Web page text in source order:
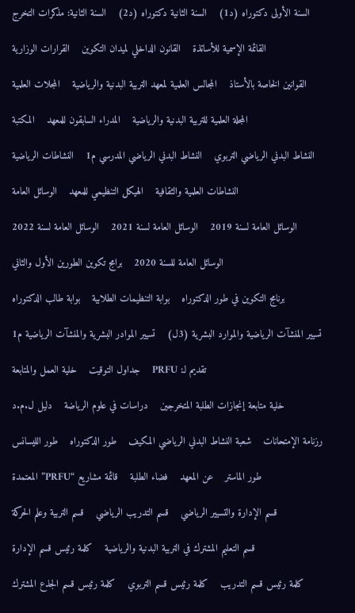
السنة الأولى دكتوراه (د1)
السنة الثانية دكتوراه (د2)
السنة الثانية: مذكرات التخرج
القائمة الإسمية للأساتذة
القانون الداخلي لميدان التكوين
القرارات الوزارية
القوانين الخاصة بالأستاذ
المجالس العلمية لمعهد التربية البدنية والرياضية
المجلات العلمية
المجلة العلمية للتربية البدنية والرياضية
المدراء السابقون للمعهد
المكتبة
النشاط البدني الرياضي التربوي
النشاط البدني الرياضي المدرسي م1
النشاطات الرياضية
النشاطات العلمية والثقافية
الهيكل التنظيمي للمعهد
الوسائل العامة
الوسائل العامة لسنة 2019
الوسائل العامة لسنة 2021
الوسائل العامة لسنة 2022
الوسائل العامة للسنة 2020
برامج تكوين الطورين الأول والثاني
برنامج التكوين في طور الدكتوراه
بوابة التنظيمات الطلابية
بوابة طالب الدكتوراه
تسيير المنشآت الرياضية والموارد البشرية (3ل)
تسيير الموادر البشرية والمنشآت الرياضية م1
تقديم لـ: PRFU
جداول التوقيت
خلية العمل والمتابعة
خلية متابعة إنجازات الطلبة المتخرجين
دراسات في علوم الرياضة
دليل ل.م.د
رزنامة الإمتحانات
شعبة النشاط البدني الرياضي المكيف طور الدكتوراه
طور الليسانس
طور الماستر
عن المعهد فضاء الطلبة
قائمة مشاريع “PRFU” المعتمدة
قسم الإدارة والتسيير الرياضي
قسم التدريب الرياضي
قسم التربية وعلم الحركة
قسم التعليم المشترك في التربية البدنية والرياضية
كلمة رئيس قسم الإدارة
كلمة رئيس قسم التدريب
كلمة رئيس قسم التربوي
كلمة رئيس قسم الجذع المشترك